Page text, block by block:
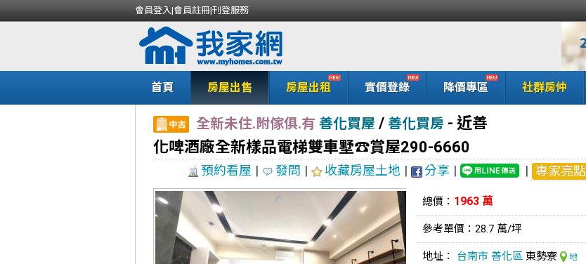
會員登入|會員註冊|刊登服務
首頁 房屋出售 房屋出租 實價登錄 降價專區 社群房仲
全新未住.附傢俱.有 善化買屋 / 善化買房 - 近善
化啤酒廠全新樣品電梯雙車墅☎️賞屋290-6660
預約看屋 | 發問 | 收藏房屋土地 | 分享 | | 專家亮點
總價： 1963 萬
參考單價：28.7 萬/坪
地址： 台南市 善化區 東勢寮
地